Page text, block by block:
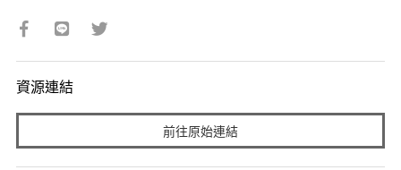
資源連結
前往原始連結